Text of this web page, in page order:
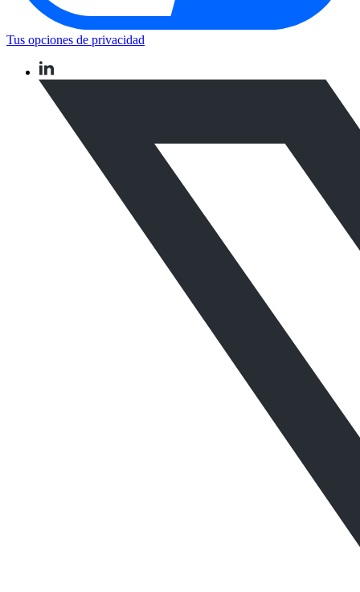
Tus opciones de privacidad